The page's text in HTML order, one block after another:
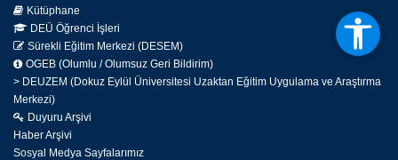
Kütüphane
DEÜ Öğrenci İşleri
Sürekli Eğitim Merkezi (DESEM)
OGEB (Olumlu / Olumsuz Geri Bildirim)
> DEUZEM (Dokuz Eylül Üniversitesi Uzaktan Eğitim Uygulama ve Araştırma
Merkezi)
Duyuru Arşivi
Haber Arşivi
Sosyal Medya Sayfalarımız